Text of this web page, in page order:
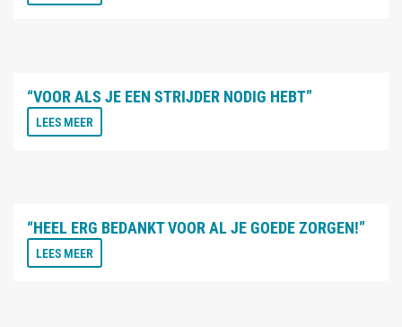
“VOOR ALS JE EEN STRIJDER NODIG HEBT”
LEES MEER
“HEEL ERG BEDANKT VOOR AL JE GOEDE ZORGEN!”
LEES MEER